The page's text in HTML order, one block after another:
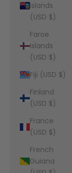
Islands
(USD $)
Faroe
Islands
(USD $)
Fiji (USD $)
Finland
(USD $)
France
(USD $)
French
Guiana